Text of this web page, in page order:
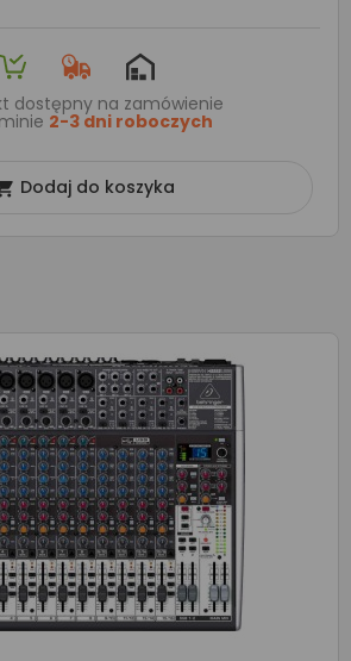
dostępny na zamówienie
2-3 dni roboczych
Dodaj do koszyka